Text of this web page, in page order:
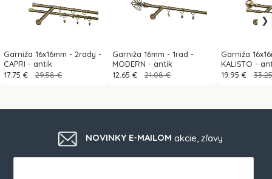
Garniža 16x16mm - 2rady -
CAPRI - antik
17.75 € 29.58 €
Garniža 16mm - 1rad -
MODERN - antik
12.65 € 21.08 €
Garniža
KALISTO -
19.95 €
NOVINKY E-MAILOM akcie, zľavy